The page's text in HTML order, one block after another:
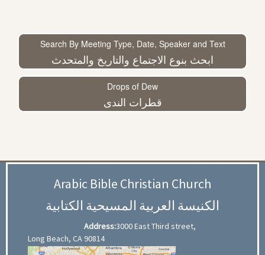
Search By Meeting Type, Date, Speaker and Text
ابحث بنوع الاجتماع والتاريخ والمتحدث
Drops of Dew
قطرات الندى
Arabic Bible Christian Church
الكنيسة العربية المسيحية الكتابية
Address:3000 East Third street,
Long Beach, CA 90814